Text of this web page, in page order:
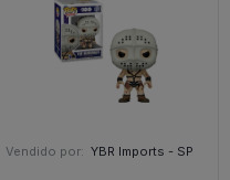
Vendido por: YBR Imports - SP